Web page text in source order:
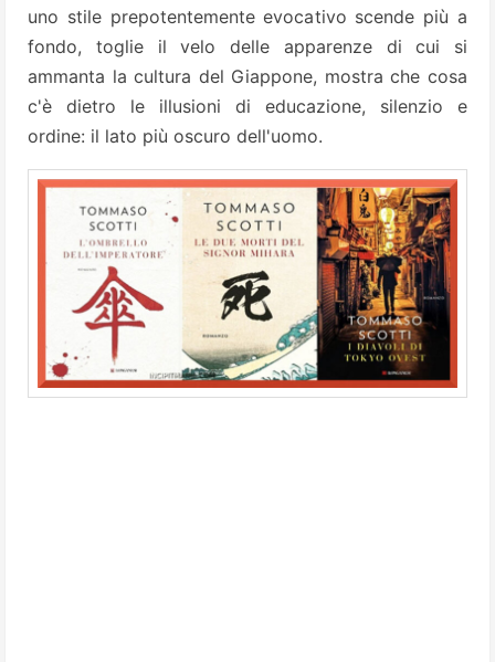
uno stile prepotentemente evocativo scende più a
fondo, toglie il velo delle apparenze di cui si
ammanta la cultura del Giappone, mostra che cosa
c'è dietro le illusioni di educazione, silenzio e
ordine: il lato più oscuro dell'uomo.